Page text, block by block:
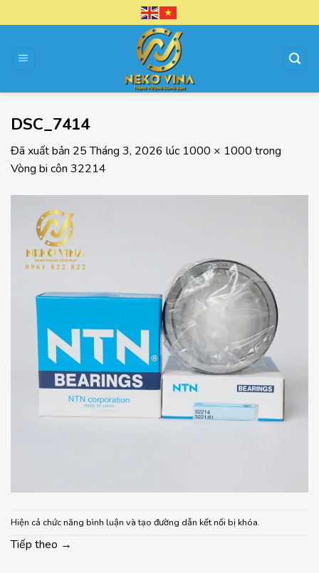
đến
dung
DSC_7414
Đã xuất bản 25 Tháng 3, 2026 lúc 1000 × 1000 trong
Vòng bi côn 32214
Hiện cả chức năng bình luận và tạo đường dẫn kết nối bị khóa.
Tiếp theo →